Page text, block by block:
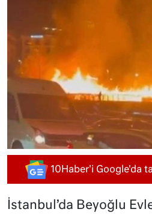
10Haber'i Google'da
İstanbul’da Beyoğlu